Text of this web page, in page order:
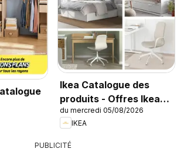
Ikea Catalogue des
produits - Offres Ikea
Family
du mercredi 05/08/2026
IKEA
PUBLICITÉ